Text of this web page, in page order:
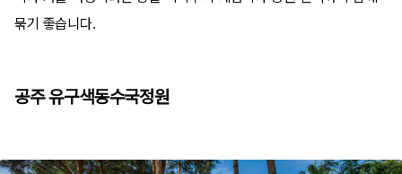
묶기 좋습니다.
공주 유구색동수국정원